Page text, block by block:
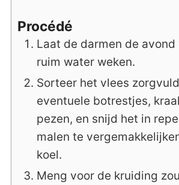
Procédé
Laat de darmen de avond
ruim water weken.
Sorteer het vlees
eventuele botrestjes,
pezen, en snijd het in
malen te
koel.
Meng voor de kruiding